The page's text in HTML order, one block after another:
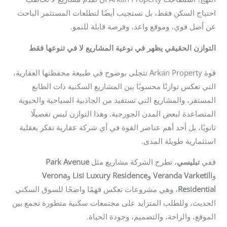
احتياج السكن فقط، بل تستجيب أيضًا لتطلعات المستثمر الباحث
عن أصل قوي، وموقع واعد، وفرصة قابلة للنمو.
التوازن الحقيقي يظهر في نوعية المشاريع لا في تنوعها فقط
قوة Arkan Property تتجلى بوضوح في طبيعة محفظتها العقارية،
التي تعكس توازنًا محسوبًا بين المشاريع السكنية ذات الطابع
المستقر، والمشاريع التي تستفيد من الجاذبية السياحية والحيوية
المتصاعدة لبعض المدن الجورجية. وهذا التوازن ليس تفصيلًا
ثانويًا، بل أحد أهم عناصر القوة في أي شركة عقارية تفكر بعقلية
استثمارية طويلة المدى.
ففيتبليسي، تطرح الشركة مشاريع مثلPark Avenue
وVeranda Varketili وLisi Luxury Residence وVerona
Residential، وهي مشروعات تعكس فهمًا واضحًا للسوق السكني
الحديث، وللطلب المتزايد على مجتمعات سكنية متطورة تجمع بين
الموقع، والراحة، والتصميم، وجودة الحياة.